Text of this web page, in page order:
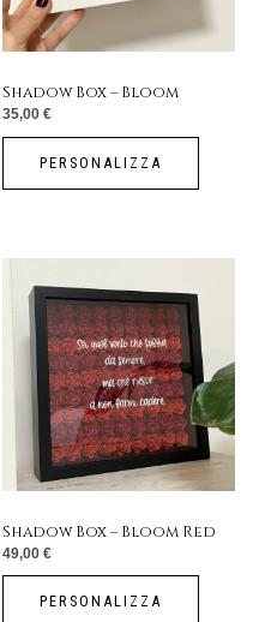
Shadow Box – Bloom
35,00 €
PERSONALIZZA
Shadow Box – Bloom Red
49,00 €
PERSONALIZZA